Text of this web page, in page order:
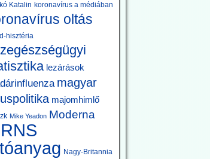
Katalin koronavírus a médiában
oltás
hisztéria
lezárások
magyar
majomhimlő
Mike Yeadon Moderna
Nagy-Britannia